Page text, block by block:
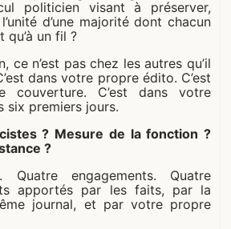
politicien visant à préserver,
d’une majorité dont chacun
qu’à un fil ?
ce n’est pas chez les autres qu’il
dans votre propre édito. C’est
couverture. C’est dans votre
six premiers jours.
? Mesure de la fonction ?
?
Quatre engagements. Quatre
apportés par les faits, par la
journal, et par votre propre